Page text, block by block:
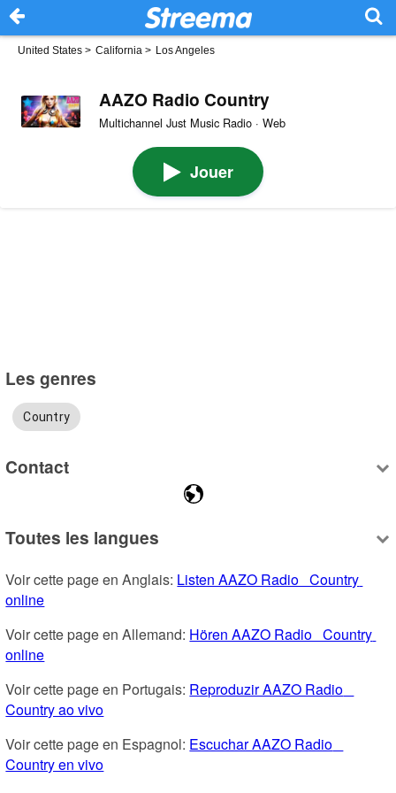
United States > California > Los Angeles
AAZO Radio Country
Multichannel Just Music Radio · Web
Jouer
Les genres
Country
Contact
Toutes les langues
Voir cette page en Anglais: Listen AAZO Radio   Country
online
Voir cette page en Allemand: Hören AAZO Radio   Country
online
Voir cette page en Portugais: Reproduzir AAZO Radio
Country ao vivo
Voir cette page en Espagnol: Escuchar AAZO Radio
Country en vivo